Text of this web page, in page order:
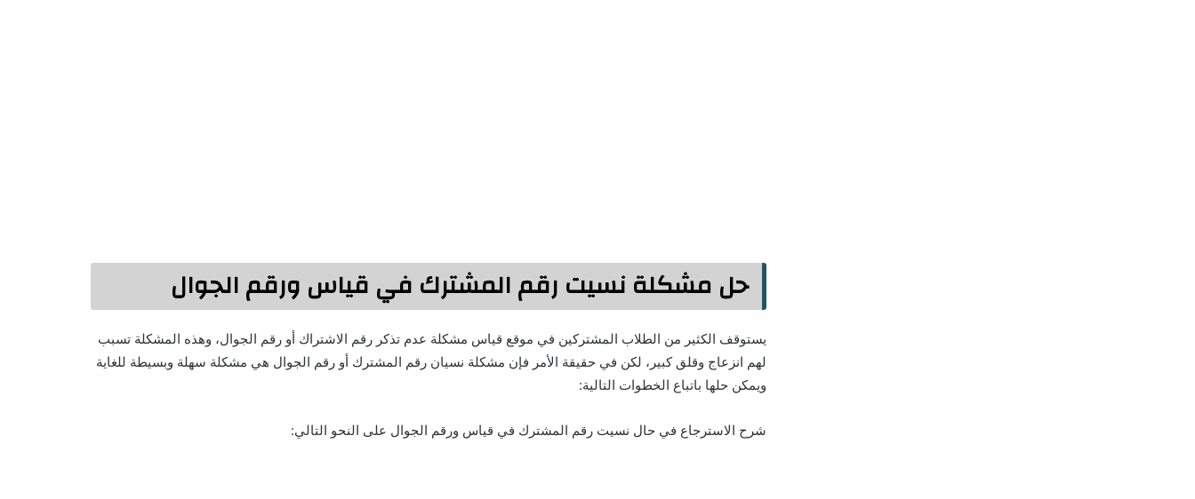
حل مشكلة نسيت رقم المشترك في قياس ورقم الجوال
يستوقف الكثير من الطلاب المشتركين في موقع قياس مشكلة عدم تذكر رقم الاشتراك أو رقم الجوال، وهذه المشكلة تسبب
لهم انزعاج وقلق كبير، لكن في حقيقة الأمر فإن مشكلة نسيان رقم المشترك أو رقم الجوال هي مشكلة سهلة وبسيطة للغاية
ويمكن حلها باتباع الخطوات التالية:
شرح الاسترجاع في حال نسيت رقم المشترك في قياس ورقم الجوال على النحو التالي: